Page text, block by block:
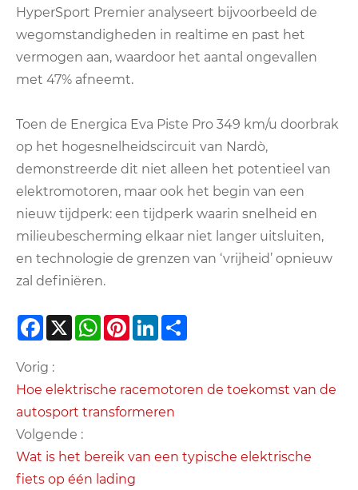
HyperSport Premier analyseert bijvoorbeeld de
wegomstandigheden in realtime en past het
vermogen aan, waardoor het aantal ongevallen
met 47% afneemt.
Toen de Energica Eva Piste Pro 349 km/u doorbrak
op het hogesnelheidscircuit van Nardò,
demonstreerde dit niet alleen het potentieel van
elektromotoren, maar ook het begin van een
nieuw tijdperk: een tijdperk waarin snelheid en
milieubescherming elkaar niet langer uitsluiten,
en technologie de grenzen van ‘vrijheid’ opnieuw
zal definiëren.
Facebook
X WhatsApp
PinterestLinkedIn
Vorig :
Hoe elektrische racemotoren de toekomst van de
autosport transformeren
Volgende :
Wat is het bereik van een typische elektrische
fiets op één lading